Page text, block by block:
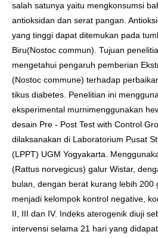
salah satunya yaitu mengkonsumsi
antioksidan dan serat pangan.
yang tinggi dapat ditemukan pada
Biru(Nostoc commun). Tujuan
mengetahui pengaruh pemberian
(Nostoc commune) terhadap
tikus diabetes. Penelitian ini
eksperimental murnimenggunakan
desain Pre - Post Test with Control
dilaksanakan di Laboratorium Pusat
(LPPT) UGM Yogyakarta.
(Rattus norvegicus) galur Wistar,
bulan, dengan berat kurang lebih 200
menjadi kelompok kontrol negative,
II, III dan IV. Indeks aterogenik diuji
intervensi selama 21 hari yang